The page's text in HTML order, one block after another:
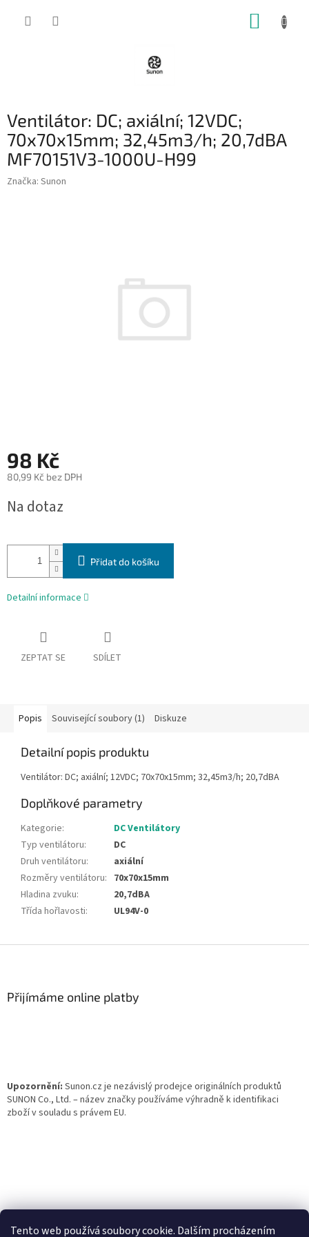
Tento web používá soubory cookie. Dalším procházením
Ventilátor: DC; axiální; 12VDC;
70x70x15mm; 32,45m3/h; 20,7dBA
MF70151V3-1000U-H99
Značka: Sunon
98 Kč
80,99 Kč bez DPH
cena:
Na dotaz
Přidat do košíku
Detailní informace
ZEPTAT SE SDÍLET
Popis Související soubory (1) Diskuze
Detailní popis produktu
Ventilátor: DC; axiální; 12VDC; 70x70x15mm; 32,45m3/h; 20,7dBA
Doplňkové parametry
Kategorie:
DC Ventilátory
Typ ventilátoru:
DC
Druh ventilátoru:
axiální
Rozměry ventilátoru: 70x70x15mm
Hladina zvuku:
20,7dBA
Třída hořlavosti: UL94V-0
Přijímáme online platby
Upozornění: Sunon.cz je nezávislý prodejce originálních produktů
SUNON Co., Ltd. – název značky používáme výhradně k identifikaci
zboží v souladu s právem EU.